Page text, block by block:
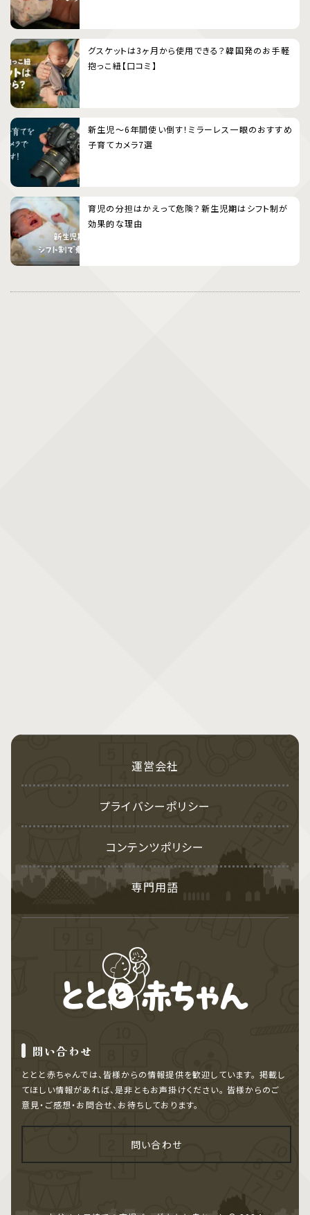
グスケットは3ヶ月から使用できる？韓国発のお手軽
抱っこ紐【口コミ】
新生児〜6年間使い倒す！ミラーレス一眼のおすすめ
子育てカメラ7選
育児の分担はかえって危険？新生児期はシフト制が
効果的な理由
運営会社
プライバシーポリシー
コンテンツポリシー
専門用語
問い合わせ
ととと赤ちゃんでは、皆様からの情報提供を歓迎しています。 掲載し
てほしい情報があれば、是非ともお声掛けください。 皆様からのご
意見・ご感想・お問合せ、お待ちしております。
問い合わせ